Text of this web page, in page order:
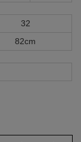
32
82cm